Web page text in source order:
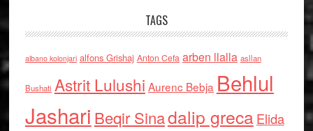
TAGS
albano kolonjari alfons Grishaj Anton Cefa arben llalla asllan
Bushati Astrit Lulushi Aurenc Bebja Behlul
Jashari Beqir Sinadalip grecaElida